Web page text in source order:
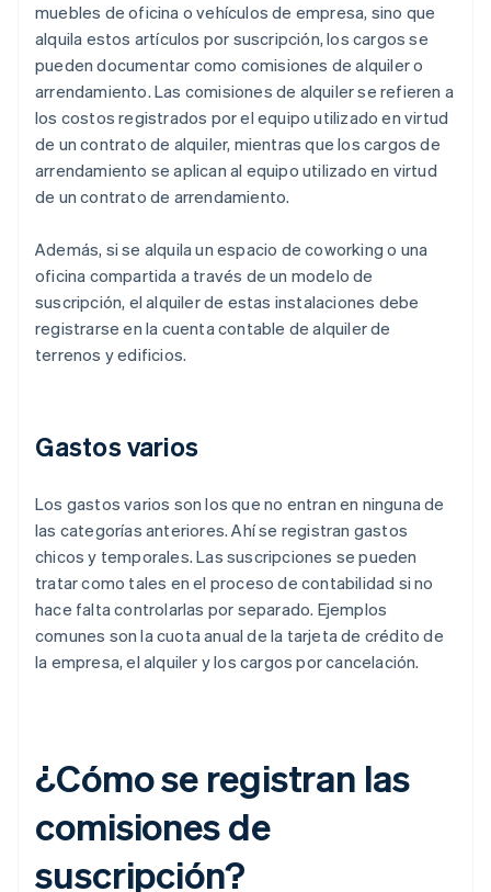
muebles de oficina o vehículos de empresa, sino que
alquila estos artículos por suscripción, los cargos se
pueden documentar como comisiones de alquiler o
arrendamiento. Las comisiones de alquiler se refieren a
los costos registrados por el equipo utilizado en virtud
de un contrato de alquiler, mientras que los cargos de
arrendamiento se aplican al equipo utilizado en virtud
de un contrato de arrendamiento.
Además, si se alquila un espacio de coworking o una
oficina compartida a través de un modelo de
suscripción, el alquiler de estas instalaciones debe
registrarse en la cuenta contable de alquiler de
terrenos y edificios.
Gastos varios
Los gastos varios son los que no entran en ninguna de
las categorías anteriores. Ahí se registran gastos
chicos y temporales. Las suscripciones se pueden
tratar como tales en el proceso de contabilidad si no
hace falta controlarlas por separado. Ejemplos
comunes son la cuota anual de la tarjeta de crédito de
la empresa, el alquiler y los cargos por cancelación.
¿Cómo se registran las
comisiones de
suscripción?